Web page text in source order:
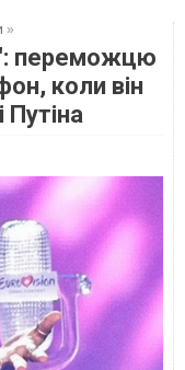
»
переможцю
коли він
Путіна